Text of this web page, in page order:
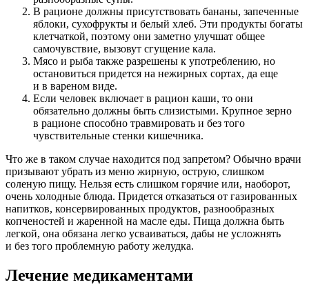
В рационе должны присутствовать бананы, запеченные
яблоки, сухофрукты и белый хлеб. Эти продукты богаты
клетчаткой, поэтому они заметно улучшат общее
самочувствие, вызовут сгущение кала.
Мясо и рыба также разрешены к употреблению, но
остановиться придется на нежирных сортах, да еще
и в вареном виде.
Если человек включает в рацион каши, то они
обязательно должны быть слизистыми. Крупное зерно
в рационе способно травмировать и без того
чувствительные стенки кишечника.
Что же в таком случае находится под запретом? Обычно врачи
призывают убрать из меню жирную, острую, слишком
соленую пищу. Нельзя есть слишком горячие или, наоборот,
очень холодные блюда. Придется отказаться от газированных
напитков, консервированных продуктов, разнообразных
копченостей и жаренной на масле еды. Пища должна быть
легкой, она обязана легко усваиваться, дабы не усложнять
и без того проблемную работу желудка.
Лечение медикаментами